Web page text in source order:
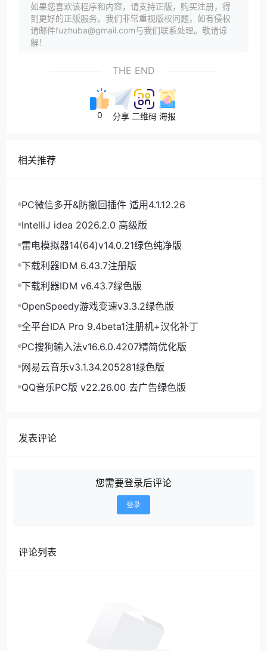
如果您喜欢该程序和内容，请支持正版，购买注册，得
到更好的正版服务。我们非常重视版权问题，如有侵权
请邮件fuzhuba@gmail.com与我们联系处理。敬请谅
解！
THE END
0 分享 二维码 海报
相关推荐
PC微信多开&防撤回插件 适用4.1.12.26
IntelliJ idea 2026.2.0 高级版
雷电模拟器14(64)v14.0.21绿色纯净版
下载利器IDM 6.43.7注册版
下载利器IDM v6.43.7绿色版
OpenSpeedy游戏变速v3.3.2绿色版
全平台IDA Pro 9.4beta1注册机+汉化补丁
PC搜狗输入法v16.6.0.4207精简优化版
网易云音乐v3.1.34.205281绿色版
QQ音乐PC版 v22.26.00 去广告绿色版
发表评论
您需要登录后评论
登录
评论列表